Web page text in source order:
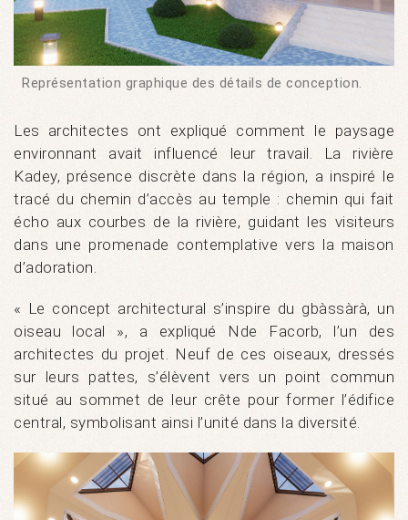
Représentation graphique des détails de conception.
Les architectes ont expliqué comment le paysage
environnant avait influencé leur travail. La rivière
Kadey, présence discrète dans la région, a inspiré le
tracé du chemin d’accès au temple : chemin qui fait
écho aux courbes de la rivière, guidant les visiteurs
dans une promenade contemplative vers la maison
d’adoration.
« Le concept architectural s’inspire du gbàssàrà, un
oiseau local », a expliqué Nde Facorb, l’un des
architectes du projet. Neuf de ces oiseaux, dressés
sur leurs pattes, s’élèvent vers un point commun
situé au sommet de leur crête pour former l’édifice
central, symbolisant ainsi l’unité dans la diversité.